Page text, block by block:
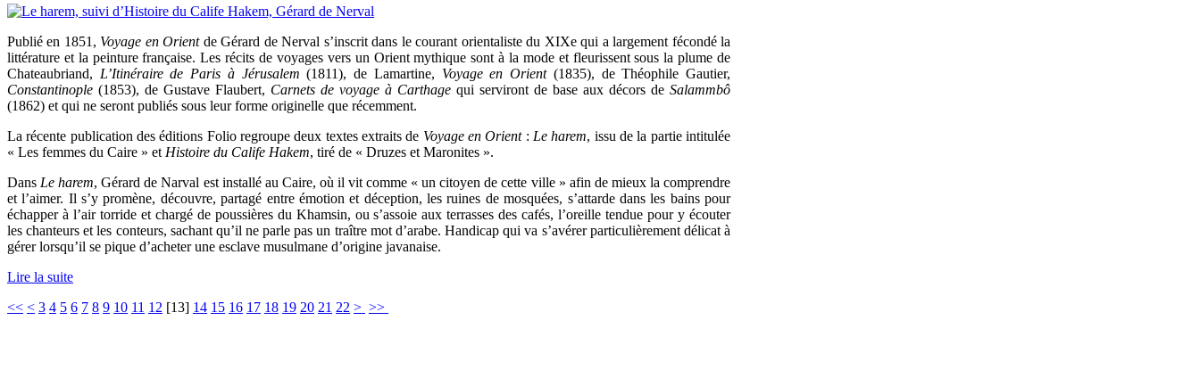
Publié en 1851, Voyage en Orientde Gérard de Nerval s’inscrit dans le courant orientaliste du XIXe qui a largement fécondé la
littérature et la peinture française. Les récits de voyages vers un Orient mythique sont à la mode et fleurissent sous la plume de
Chateaubriand, L’Itinéraire de Paris à Jérusalem (1811), de Lamartine, Voyage en Orient(1835), de Théophile Gautier,
Constantinople (1853), de Gustave Flaubert, Carnets de voyage à Carthage qui serviront de base aux décors de Salammbô
(1862) et qui ne seront publiés sous leur forme originelle que récemment.
La récente publication des éditions Folio regroupe deux textes extraits de Voyage en Orient : Le harem, issu de la partie intitulée
« Les femmes du Caire » et Histoire du Calife Hakem, tiré de « Druzes et Maronites ».
Dans Le harem, Gérard de Narval est installé au Caire, où il vit comme « un citoyen de cette ville » afin de mieux la comprendre
et l’aimer. Il s’y promène, découvre, partagé entre émotion et déception, les ruines de mosquées, s’attarde dans les bains pour
échapper à l’air torride et chargé de poussières du Khamsin, ou s’assoie aux terrasses des cafés, l’oreille tendue pour y écouter
les chanteurs et les conteurs, sachant qu’il ne parle pas un traître mot d’arabe. Handicap qui va s’avérer particulièrement délicat à
gérer lorsqu’il se pique d’acheter une esclave musulmane d’origine javanaise.
Lire la suite
<< < 3 4 5 6 7 8 9 10 11 12 [13] 14 15 16 17 18 19 20 21 22 > >>